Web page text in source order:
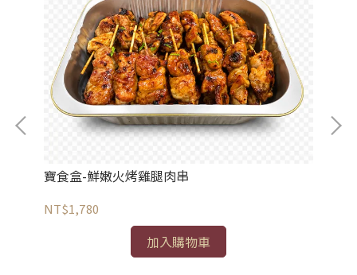
寶食盒-鮮嫩火烤雞腿肉串
NT$1,780
加入購物車